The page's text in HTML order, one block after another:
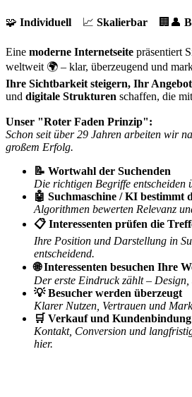
🧩 Individuell 📈 Skalierbar 🏢👤
Eine moderne Internetseite präsentiert
weltweit 🌍 – klar, überzeugend und
Ihre Sichtbarkeit steigern, Ihr
und digitale Strukturen schaffen, die
Unser "Roter Faden Prinzip":
Schon seit über 29 Jahren arbeiten wir
großem Erfolg.
📝 Wortwahl der Suchenden
Die richtigen Begriffe entscheiden
🤖 Suchmaschine / KI bestimmt
Algorithmen bewerten Relevanz
📋 Interessenten prüfen die
Ihre Position und Darstellung in
entscheidend.
🌐 Interessenten besuchen Ihre
Der erste Eindruck zählt –
💡 Besucher werden überzeugt
Klarer Nutzen, Vertrauen und
🛒 Verkauf und Kundenbindung
Kontakt, Conversion und
hier.